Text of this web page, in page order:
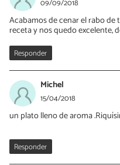
09/09/2018
Acabamos de cenar el rabo
receta y nos quedo excelente,
Responder
Michel
15/04/2018
un plato lleno de aroma
Responder